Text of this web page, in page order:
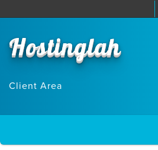
Hostinglah
Client Area